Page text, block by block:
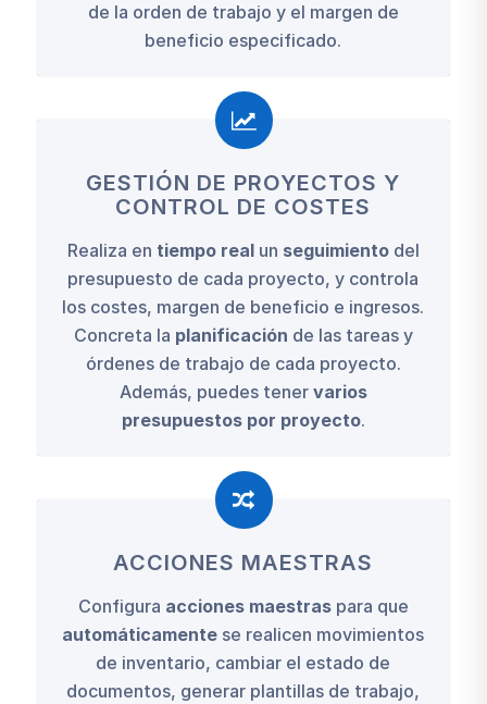
de la orden de trabajo y el margen de
beneficio especificado.
GESTIÓN DE PROYECTOS Y
CONTROL DE COSTES
Realiza en tiempo realun seguimientodel
presupuesto de cada proyecto, y controla
los costes, margen de beneficio e ingresos.
Concreta la planificación de las tareas y
órdenes de trabajo de cada proyecto.
Además, puedes tener varios
presupuestos por proyecto.
ACCIONES MAESTRAS
Configura acciones maestraspara que
automáticamente se realicen movimientos
de inventario, cambiar el estado de
documentos, generar plantillas de trabajo,